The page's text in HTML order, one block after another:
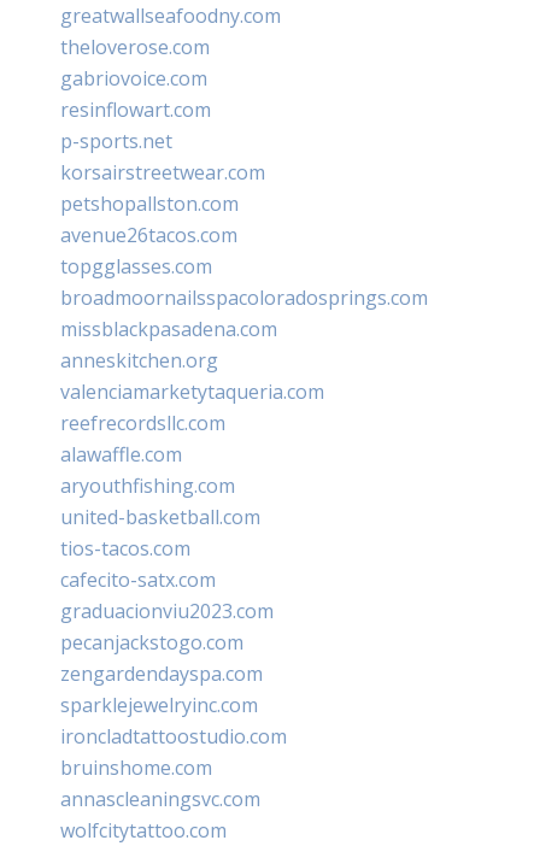
greatwallseafoodny.com
theloverose.com
gabriovoice.com
resinflowart.com
p-sports.net
korsairstreetwear.com
petshopallston.com
avenue26tacos.com
topgglasses.com
broadmoornailsspacoloradosprings.com
missblackpasadena.com
anneskitchen.org
valenciamarketytaqueria.com
reefrecordsllc.com
alawaffle.com
aryouthfishing.com
united-basketball.com
tios-tacos.com
cafecito-satx.com
graduacionviu2023.com
pecanjackstogo.com
zengardendayspa.com
sparklejewelryinc.com
ironcladtattoostudio.com
bruinshome.com
annascleaningsvc.com
wolfcitytattoo.com